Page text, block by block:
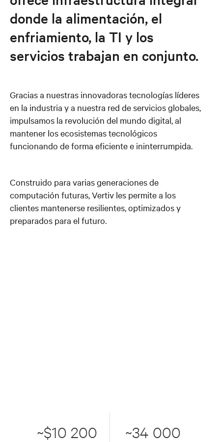
donde la alimentación, el
enfriamiento, la TI y los
servicios trabajan en conjunto.
Gracias a nuestras innovadoras tecnologías líderes
en la industria y a nuestra red de servicios globales,
impulsamos la revolución del mundo digital, al
mantener los ecosistemas tecnológicos
funcionando de forma eficiente e ininterrumpida.
Construido para varias generaciones de
computación futuras, Vertiv les permite a los
clientes mantenerse resilientes, optimizados y
preparados para el futuro.
~$10 200
~34 000